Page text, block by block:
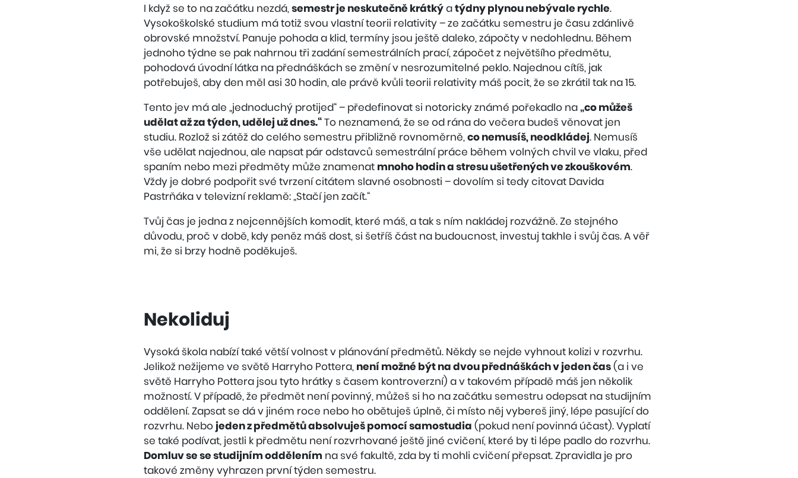
I když se to na začátku nezdá,semestr je neskutečně krátkýatýdny plynou nebývale rychle.
Vysokoškolské studium má totiž svou vlastní teorii relativity – ze začátku semestru je času zdánlivě
obrovské množství. Panuje pohoda a klid, termíny jsou ještě daleko, zápočty v nedohlednu. Během
jednoho týdne se pak nahrnou tři zadání semestrálních prací, zápočet z největšího předmětu,
pohodová úvodní látka na přednáškách se změní v nesrozumitelné peklo. Najednou cítíš, jak
potřebuješ, aby den měl asi 30 hodin, ale právě kvůli teorii relativity máš pocit, že se zkrátil tak na 15.
Tento jev má ale „jednoduchý protijed“ – předefinovat si notoricky známé pořekadlo na„co můžeš
udělat až za týden, udělej už dnes.“To neznamená, že se od rána do večera budeš věnovat jen
studiu. Rozlož si zátěž do celého semestru přibližně rovnoměrně,co nemusíš, neodkládej. Nemusíš
vše udělat najednou, ale napsat pár odstavců semestrální práce během volných chvil ve vlaku, před
spaním nebo mezi předměty může znamenat mnoho hodin a stresu ušetřených ve zkouškovém.
Vždy je dobré podpořit své tvrzení citátem slavné osobnosti – dovolím si tedy citovat Davida
Pastrňáka v televizní reklamě: „Stačí jen začít.“
Tvůj čas je jedna z nejcennějších komodit, které máš, a tak s ním nakládej rozvážně. Ze stejného
důvodu, proč v době, kdy peněz máš dost, si šetříš část na budoucnost, investuj takhle i svůj čas. A věř
mi, že si brzy hodně poděkuješ.
Nekoliduj
Vysoká škola nabízí také větší volnost v plánování předmětů. Někdy se nejde vyhnout kolizi v rozvrhu.
Jelikož nežijeme ve světě Harryho Pottera, není možné být na dvou přednáškách v jeden čas(a i ve
světě Harryho Pottera jsou tyto hrátky s časem kontroverzní) a v takovém případě máš jen několik
možností. V případě, že předmět není povinný, můžeš si ho na začátku semestru odepsat na studijním
oddělení. Zapsat se dá v jiném roce nebo ho obětuješ úplně, či místo něj vybereš jiný, lépe pasující do
rozvrhu. Nebojeden z předmětů absolvuješ pomocí samostudia (pokud není povinná účast). Vyplatí
se také podívat, jestli k předmětu není rozvrhované ještě jiné cvičení, které by ti lépe padlo do rozvrhu.
Domluv se se studijním oddělením na své fakultě, zda by ti mohli cvičení přepsat. Zpravidla je pro
takové změny vyhrazen první týden semestru.